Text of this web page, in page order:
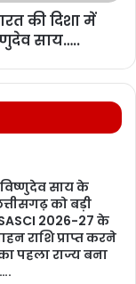
की दिशा में
साय…..
साय के
को बड़ी
2026-27 के
राशि प्राप्त करने
पहला राज्य बना